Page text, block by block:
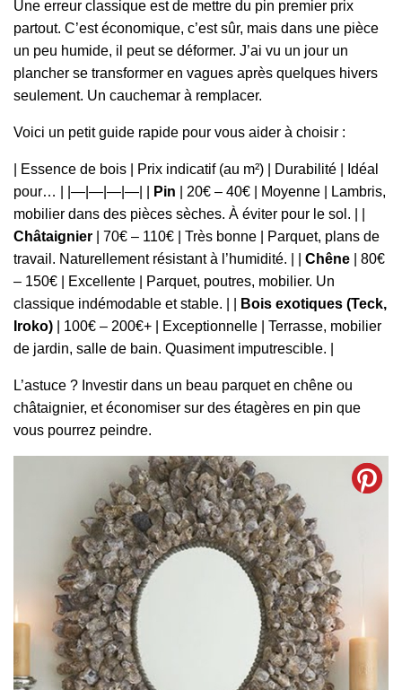
Une erreur classique est de mettre du pin premier prix
partout. C’est économique, c’est sûr, mais dans une pièce
un peu humide, il peut se déformer. J’ai vu un jour un
plancher se transformer en vagues après quelques hivers
seulement. Un cauchemar à remplacer.
Voici un petit guide rapide pour vous aider à choisir :
| Essence de bois | Prix indicatif (au m²) | Durabilité | Idéal
pour… | |—|—|—|—| |
Pin | 20€ – 40€ | Moyenne | Lambris,
mobilier dans des pièces sèches. À éviter pour le sol. | |
Châtaignier | 70€ – 110€ | Très bonne | Parquet, plans de
travail. Naturellement résistant à l’humidité. | | Chêne | 80€
– 150€ | Excellente | Parquet, poutres, mobilier. Un
classique indémodable et stable. | |
Bois exotiques (Teck,
Iroko) | 100€ – 200€+ | Exceptionnelle | Terrasse, mobilier
de jardin, salle de bain. Quasiment imputrescible. |
L’astuce ? Investir dans un beau parquet en chêne ou
châtaignier, et économiser sur des étagères en pin que
vous pourrez peindre.